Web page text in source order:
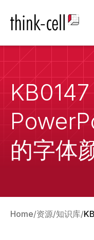
KB0147
的字体
Home 资源 知识库